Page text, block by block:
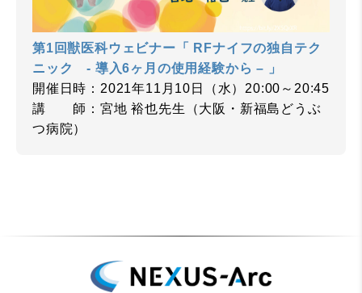
第1回獣医科ウェビナー「 RFナイフの独自テク
ニック - 導入6ヶ月の使用経験から – 」
開催日時：2021年11月10日（水）20:00～20:45
講 師：宮地 裕也先生（大阪・新福島どうぶ
つ病院）